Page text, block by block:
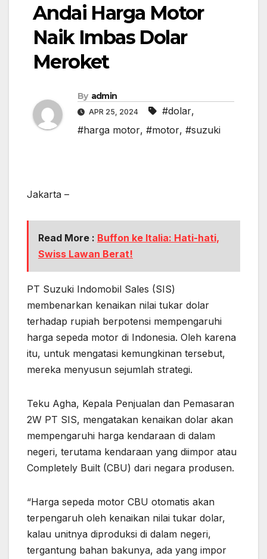
Andai Harga Motor
Naik Imbas Dolar
Meroket
By admin
APR 25, 2024 #dolar,
#harga motor, #motor, #suzuki
Jakarta –
Read More : Buffon ke Italia: Hati-hati,
Swiss Lawan Berat!
PT Suzuki Indomobil Sales (SIS)
membenarkan kenaikan nilai tukar dolar
terhadap rupiah berpotensi mempengaruhi
harga sepeda motor di Indonesia. Oleh karena
itu, untuk mengatasi kemungkinan tersebut,
mereka menyusun sejumlah strategi.
Teku Agha, Kepala Penjualan dan Pemasaran
2W PT SIS, mengatakan kenaikan dolar akan
mempengaruhi harga kendaraan di dalam
negeri, terutama kendaraan yang diimpor atau
Completely Built (CBU) dari negara produsen.
“Harga sepeda motor CBU otomatis akan
terpengaruh oleh kenaikan nilai tukar dolar,
kalau unitnya diproduksi di dalam negeri,
tergantung bahan bakunya, ada yang impor